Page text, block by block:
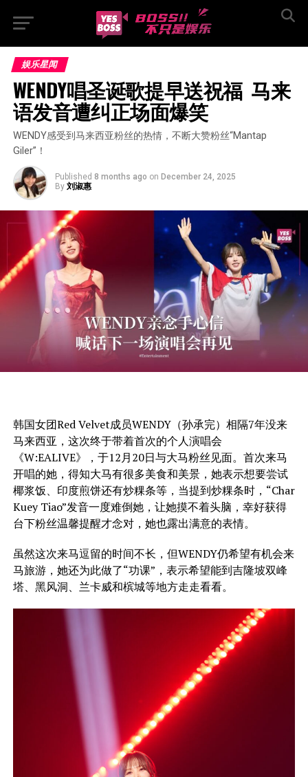
娱乐星闻
WENDY唱圣诞歌提早送祝福  马来
语发音遭纠正场面爆笑
WENDY感受到马来西亚粉丝的热情，不断大赞粉丝“Mantap
Giler”！
Published 8 months ago on December 24, 2025
By 刘淑惠
韩国女团Red Velvet成员WENDY（孙承完）相隔7年没来
马来西亚，这次终于带着首次的个人演唱会
《W:EALIVE》，于12月20日与大马粉丝见面。首次来马
开唱的她，得知大马有很多美食和美景，她表示想要尝试
椰浆饭、印度煎饼还有炒粿条等，当提到炒粿条时，“Char
Kuey Tiao”发音一度难倒她，让她摸不着头脑，幸好获得
台下粉丝温馨提醒才念对，她也露出满意的表情。
虽然这次来马逗留的时间不长，但WENDY仍希望有机会来
马旅游，她还为此做了“功课”，表示希望能到吉隆坡双峰
塔、黑风洞、兰卡威和槟城等地方走走看看。